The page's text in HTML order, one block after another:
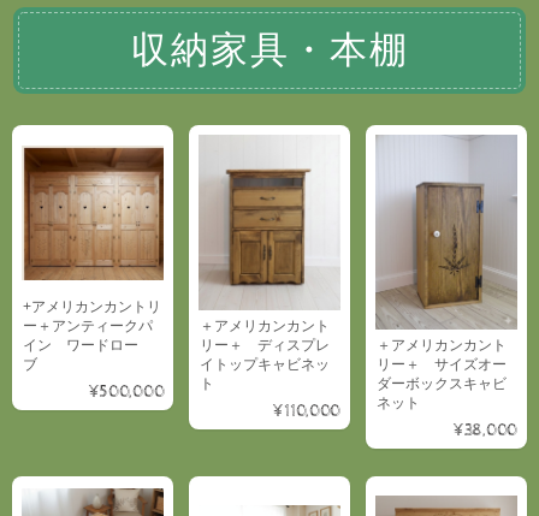
収納家具・本棚
+アメリカンカントリ
ー＋アンティークパ
イン ワードロー
ブ
¥500,000
＋アメリカンカント
リー＋ ディスプレ
イトップキャビネッ
ト
¥110,000
＋アメリカンカント
リー＋ サイズオー
ダーボックスキャビ
ネット
¥38,000